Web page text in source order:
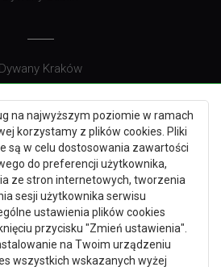
na najwyższym poziomie w ramach
korzystamy z plików cookies. Pliki
są w celu dostosowania zawartości
do preferencji użytkownika,
ze stron internetowych, tworzenia
sesji użytkownika serwisu
ustawienia plików cookies
przycisku "Zmień ustawienia".
na Twoim urządzeniu
wszystkich wskazanych wyżej
Dywany Kraków
Dywany Gdynia
Dywany Białystok
Dywany Kielce
Gdańsk
Dywany Toruń